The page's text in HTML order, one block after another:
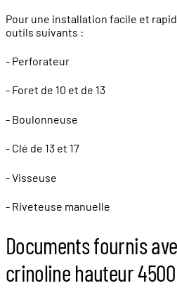
Pour une installation facile et
outils suivants :
- Perforateur
- Foret de 10 et de 13
- Boulonneuse
- Clé de 13 et 17
- Visseuse
- Riveteuse manuelle
Documents fournis
crinoline hauteur